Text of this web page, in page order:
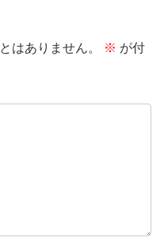
はありません。 ※ が付